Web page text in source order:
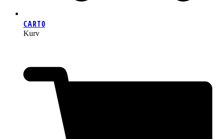
CART0
Kurv